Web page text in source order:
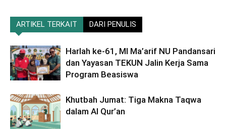
ARTIKEL TERKAIT DARI PENULIS
Harlah ke-61, MI Ma’arif NU Pandansari
dan Yayasan TEKUN Jalin Kerja Sama
Program Beasiswa
Khutbah Jumat: Tiga Makna Taqwa
dalam Al Qur’an